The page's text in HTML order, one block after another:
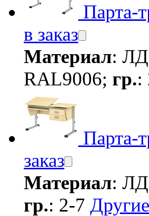
Парта-
в заказ
Материал:
RAL9006; гр.:
Парта-
заказ
Материал:
гр.: 2-7